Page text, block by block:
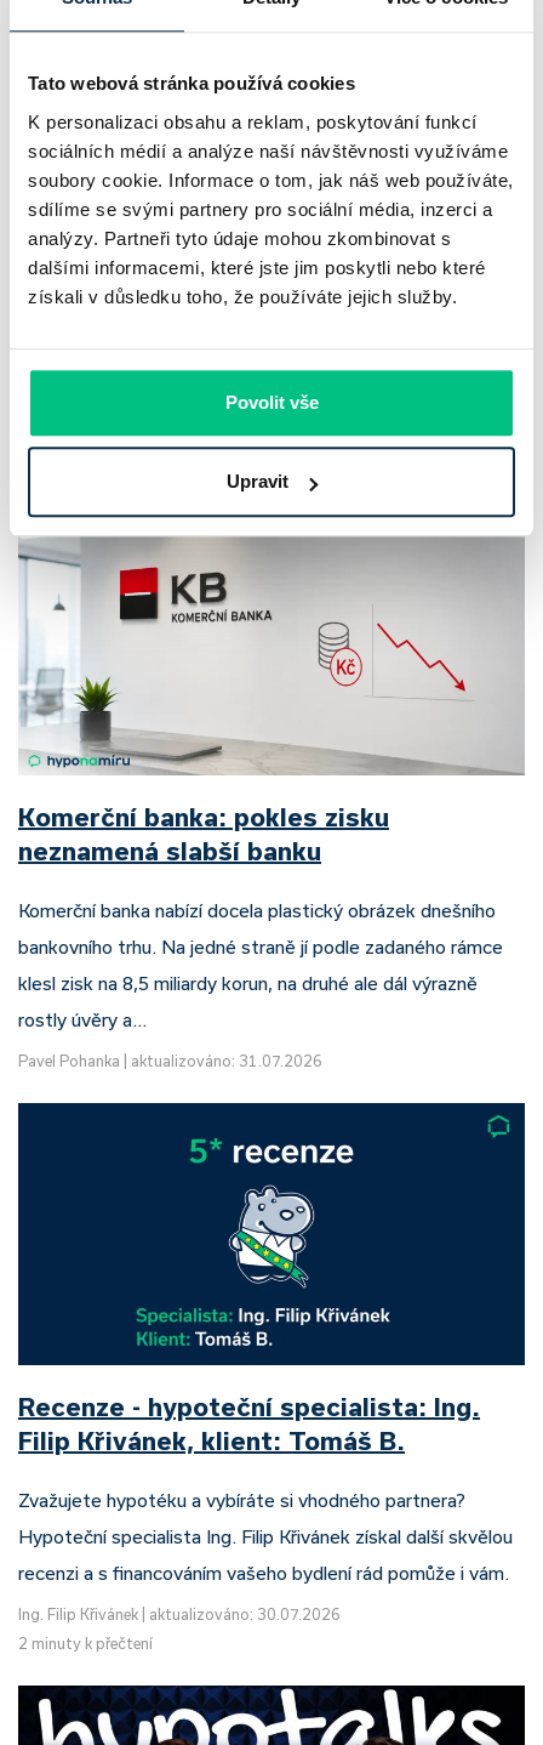
Tato webová stránka používá cookies
K personalizaci obsahu a reklam, poskytování funkcí
sociálních médií a analýze naší návštěvnosti využíváme
soubory cookie. Informace o tom, jak náš web používáte,
sdílíme se svými partnery pro sociální média, inzerci a
analýzy. Partneři tyto údaje mohou zkombinovat s
dalšími informacemi, které jste jim poskytli nebo které
získali v důsledku toho, že používáte jejich služby.
Povolit vše
Upravit
UniCredit Bank od 27.7.2026 zdražuje
hypotéky, zatímco Raiffeisenbank
prodloužila slevu do 6.9.2026
Český hypoteční trh na konci července 2026 potvrzuje, že
Pavel Pohanka|aktualizováno: 04.08.2026
Komerční banka: pokles zisku
neznamená slabší banku
Komerční banka nabízí docela plastický obrázek dnešního
bankovního trhu. Na jedné straně jí podle zadaného rámce
klesl zisk na 8,5 miliardy korun, na druhé ale dál výrazně
rostly úvěry a…
Pavel Pohanka aktualizováno: 31.07.2026
Recenze - hypoteční specialista: Ing.
Filip Křivánek, klient: Tomáš B.
Zvažujete hypotéku a vybíráte si vhodného partnera?
Hypoteční specialista Ing. Filip Křivánek získal další skvělou
recenzi a s financováním vašeho bydlení rád pomůže i vám.
Ing. Filip Křivánek
aktualizováno: 30.07.2026
2 minuty k přečtení